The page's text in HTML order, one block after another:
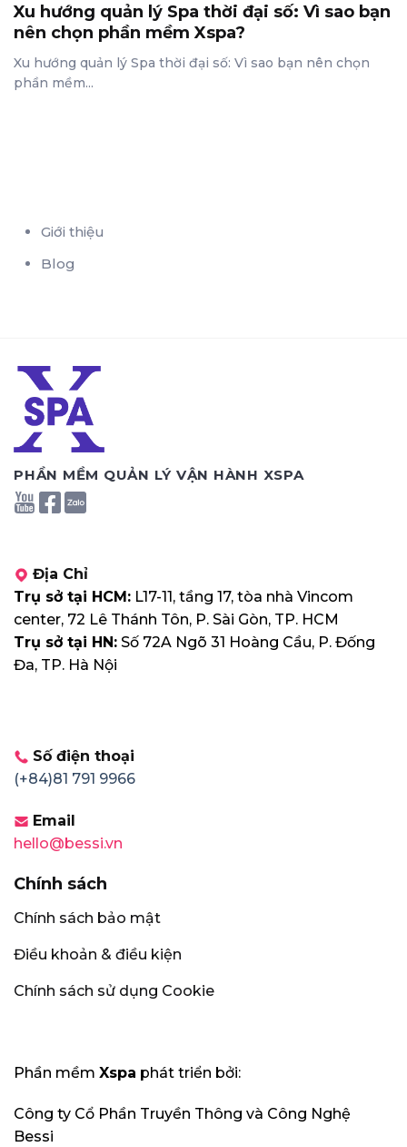
Xu hướng quản lý Spa thời đại số: Vì sao bạn
nên chọn phần mềm Xspa?
Xu hướng quản lý Spa thời đại số: Vì sao bạn nên chọn
phần mềm...
Giới thiệu
Blog
PHẦN MỀM QUẢN LÝ VẬN HÀNH XSPA
Địa Chỉ
Trụ sở tại HCM: L17-11, tầng 17, tòa nhà Vincom
center, 72 Lê Thánh Tôn, P. Sài Gòn, TP. HCM
Trụ sở tại HN: Số 72A Ngõ 31 Hoàng Cầu, P. Đống
Đa, TP. Hà Nội
Số điện thoại
(+84)81 791 9966
Email
hello@bessi.vn
Chính sách
Chính sách bảo mật
Điều khoản & điều kiện
Chính sách sử dụng Cookie
Phần mềm Xspa phát triển bởi:
Công ty Cổ Phần Truyền Thông và Công Nghệ
Bessi